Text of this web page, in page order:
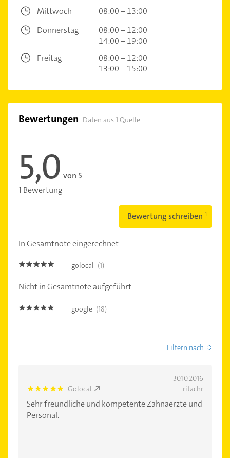
Mittwoch
08:00 – 13:00
Donnerstag
08:00 – 12:00
14:00 – 19:00
Freitag
08:00 – 12:00
13:00 – 15:00
Bewertungen Daten aus 1 Quelle
5,0 von 5
1 Bewertung
Bewertung schreiben
In Gesamtnote eingerechnet
5.0 golocal (1)
Nicht in Gesamtnote aufgeführt
4.9 google (18)
Filtern nach
30.10.2016
5.0 Golocal ritachr
Sehr freundliche und kompetente Zahnaerzte und
Personal.